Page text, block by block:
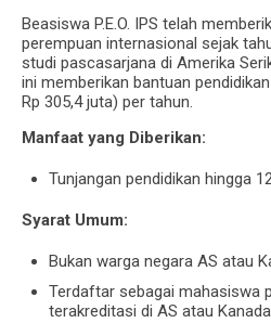
Beasiswa P.E.O. IPS telah
perempuan internasional sejak
studi pascasarjana di Amerika
ini memberikan bantuan
Rp 305,4 juta) per tahun.
Manfaat yang Diberikan:
Tunjangan pendidikan hingga
Syarat Umum:
Bukan warga negara AS atau
Terdaftar sebagai mahasiswa
terakreditasi di AS atau Kanada